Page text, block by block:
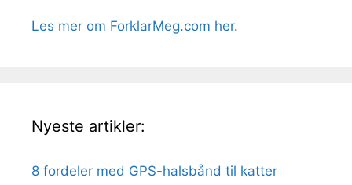
Les mer om ForklarMeg.com her.
Nyeste artikler:
8 fordeler med GPS-halsbånd til katter